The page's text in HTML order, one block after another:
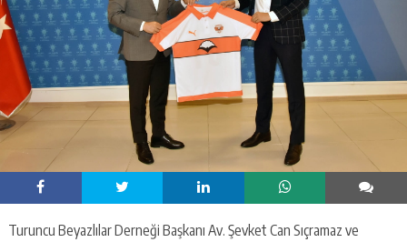
Turuncu Beyazlılar Derneği Başkanı Av. Şevket Can Sıçramaz ve